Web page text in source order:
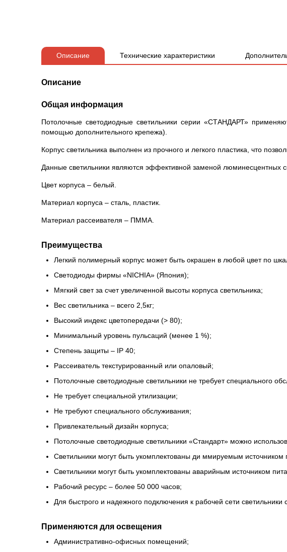
Описание Технические характеристики
Описание
Общая информация
Потолочные светодиодные светильники серии «СТАНДАРТ»
помощью дополнительного крепежа).
Корпус светильника выполнен из прочного и легкого пластика, что
Данные светильники являются эффективной заменой люминесцентных
Цвет корпуса – белый.
Материал корпуса – сталь, пластик.
Материал рассеивателя – ПММА.
Преимущества
Легкий полимерный корпус может быть окрашен в любой цвет по
Светодиоды фирмы «NICHIA» (Япония);
Мягкий свет за счет увеличенной высоты корпуса светильника;
Вес светильника – всего 2,5кг;
Высокий индекс цветопередачи (> 80);
Минимальный уровень пульсаций (менее 1 %);
Степень защиты – IP 40;
Рассеиватель текстурированный или опаловый;
Потолочные светодиодные светильники не требует специального
Не требует специальной утилизации;
Не требуют специального обслуживания;
Привлекательный дизайн корпуса;
Потолочные светодиодные светильники «Стандарт» можно
Светильники могут быть укомплектованы ди ммируемым источником
Светильники могут быть укомплектованы аварийным источником
Рабочий ресурс – более 50 000 часов;
Для быстрого и надежного подключения к рабочей сети
Применяются для освещения
Административно-офисных помещений;